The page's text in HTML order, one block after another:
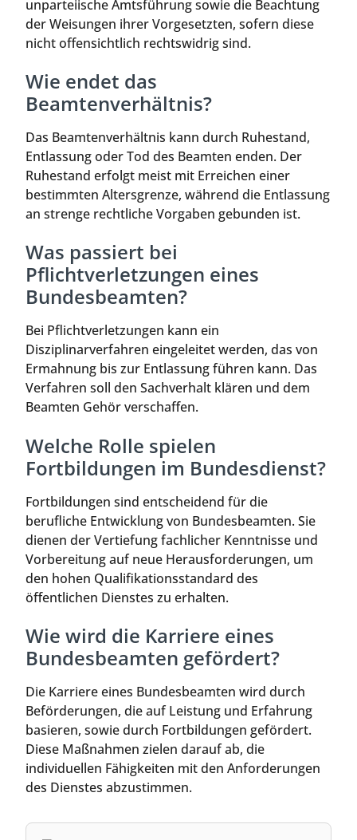
unparteiische Amtsführung sowie die Beachtung
der Weisungen ihrer Vorgesetzten, sofern diese
nicht offensichtlich rechtswidrig sind.
Wie endet das
Beamtenverhältnis?
Das Beamtenverhältnis kann durch Ruhestand,
Entlassung oder Tod des Beamten enden. Der
Ruhestand erfolgt meist mit Erreichen einer
bestimmten Altersgrenze, während die Entlassung
an strenge rechtliche Vorgaben gebunden ist.
Was passiert bei
Pflichtverletzungen eines
Bundesbeamten?
Bei Pflichtverletzungen kann ein
Disziplinarverfahren eingeleitet werden, das von
Ermahnung bis zur Entlassung führen kann. Das
Verfahren soll den Sachverhalt klären und dem
Beamten Gehör verschaffen.
Welche Rolle spielen
Fortbildungen im Bundesdienst?
Fortbildungen sind entscheidend für die
berufliche Entwicklung von Bundesbeamten. Sie
dienen der Vertiefung fachlicher Kenntnisse und
Vorbereitung auf neue Herausforderungen, um
den hohen Qualifikationsstandard des
öffentlichen Dienstes zu erhalten.
Wie wird die Karriere eines
Bundesbeamten gefördert?
Die Karriere eines Bundesbeamten wird durch
Beförderungen, die auf Leistung und Erfahrung
basieren, sowie durch Fortbildungen gefördert.
Diese Maßnahmen zielen darauf ab, die
individuellen Fähigkeiten mit den Anforderungen
des Dienstes abzustimmen.